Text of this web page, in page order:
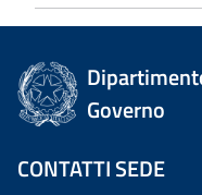
Governo
CONTATTI SEDE